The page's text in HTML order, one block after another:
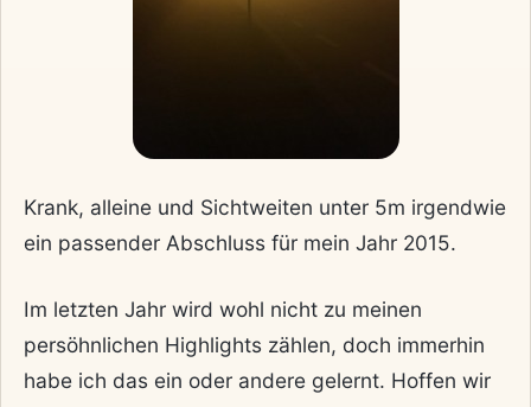
Krank, alleine und Sichtweiten unter 5m irgendwie
ein passender Abschluss für mein Jahr 2015.
Im letzten Jahr wird wohl nicht zu meinen
persöhnlichen Highlights zählen, doch immerhin
habe ich das ein oder andere gelernt. Hoffen wir